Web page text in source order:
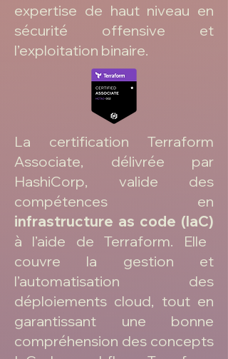
expertise de haut niveau en
sécurité offensive et
l’exploitation binaire.
La certification Terraform
Associate, délivrée par
HashiCorp, valide des
compétences en
infrastructure as code (IaC)
à l’aide de Terraform. Elle
couvre la gestion et
l’automatisation des
déploiements cloud, tout en
garantissant une bonne
compréhension des concepts